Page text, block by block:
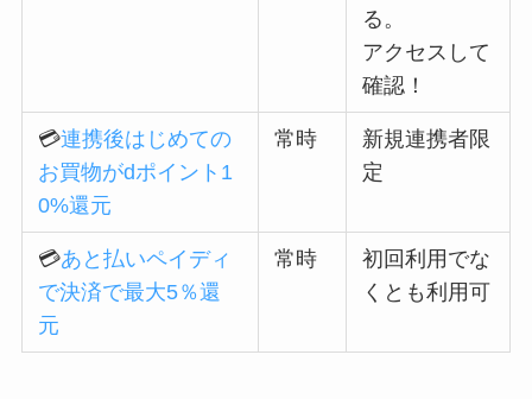
る。
アクセスして
確認！
💳連携後はじめての
お買物がdポイント1
0%還元
常時
新規連携者限
定
💳あと払いペイディ
で決済で最大5％還
元
常時
初回利用でな
くとも利用可